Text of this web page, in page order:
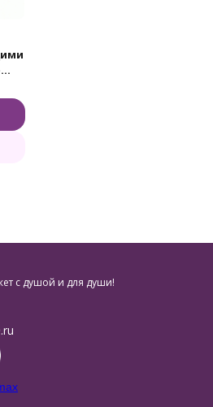
с душой и для души!